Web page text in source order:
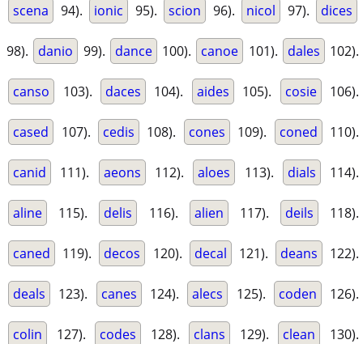
scena 94). ionic 95). scion 96). nicol 97). dices
98). danio 99). dance 100). canoe 101). dales 102).
canso 103). daces 104). aides 105). cosie 106).
cased 107). cedis 108). cones 109). coned 110).
canid 111). aeons 112). aloes 113). dials 114).
aline 115). delis 116). alien 117). deils 118).
caned 119). decos 120). decal 121). deans 122).
deals 123). canes 124). alecs 125). coden 126).
colin 127). codes 128). clans 129). clean 130).